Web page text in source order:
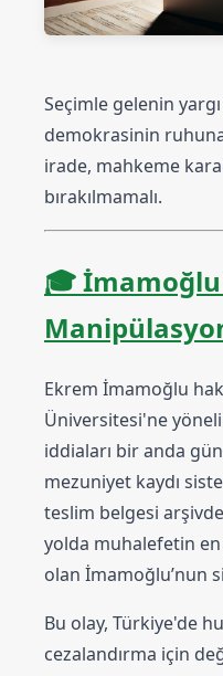
Seçimle gelenin
demokrasinin ruhuna
irade, mahkeme
bırakılmamalı.
🎓
Ekrem İmamoğlu
Üniversitesi'ne
iddiaları bir anda
mezuniyet kaydı
teslim belgesi
yolda muhalefetin
olan İmamoğlu’nun
Bu olay, Türkiye'de
cezalandırma için